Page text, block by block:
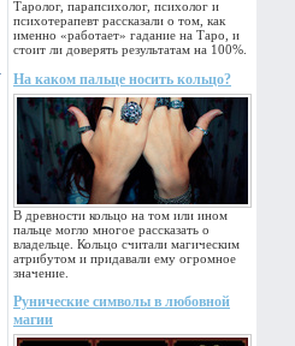
Таролог, парапсихолог, психолог и
психотерапевт рассказали о том, как
именно «работает» гадание на Таро, и
стоит ли доверять результатам на 100%.
На каком пальце носить кольцо?
В древности кольцо на том или ином
пальце могло многое рассказать о
владельце. Кольцо считали магическим
атрибутом и придавали ему огромное
значение.
Рунические символы в любовной
магии